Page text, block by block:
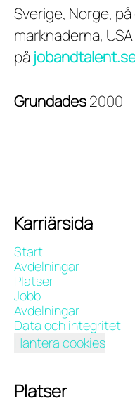
Sverige, Norge,
marknaderna,
på
Grundades2000
Karriärsida
Start
Avdelningar
Platser
Jobb
Avdelningar
Data och integritet
Hantera cookies
Platser